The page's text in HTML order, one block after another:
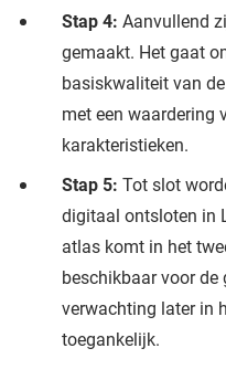
Stap 4: Aanvullend
gemaakt. Het gaat
basiskwaliteit van
met een waardering
karakteristieken.
Stap 5: Tot slot
digitaal ontsloten in
atlas komt in het
beschikbaar voor de
verwachting later in
toegankelijk.